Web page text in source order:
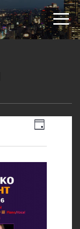
Views
Event
日